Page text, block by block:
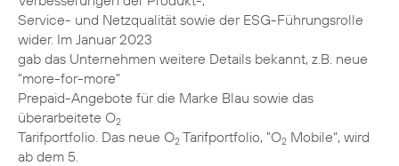
Service- und Netzqualität sowie der ESG-Führungsrolle
wider. Im Januar 2023
gab das Unternehmen weitere Details bekannt, z.B. neue
"more-for-more"
Prepaid-Angebote für die Marke Blau sowie das
überarbeitete O2
Tarifportfolio. Das neue O2 Tarifportfolio, "O2 Mobile", wird
ab dem 5.